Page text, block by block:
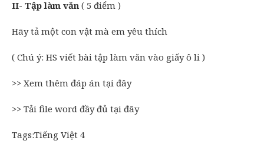
II- Tập làm văn ( 5 điểm )
Hãy tả một con vật mà em yêu thích
( Chú ý: HS viết bài tập làm văn vào giấy ô li )
>> Xem thêm đáp án tại đây
>> Tải file word đầy đủ tại đây
Tags:Tiếng Việt 4